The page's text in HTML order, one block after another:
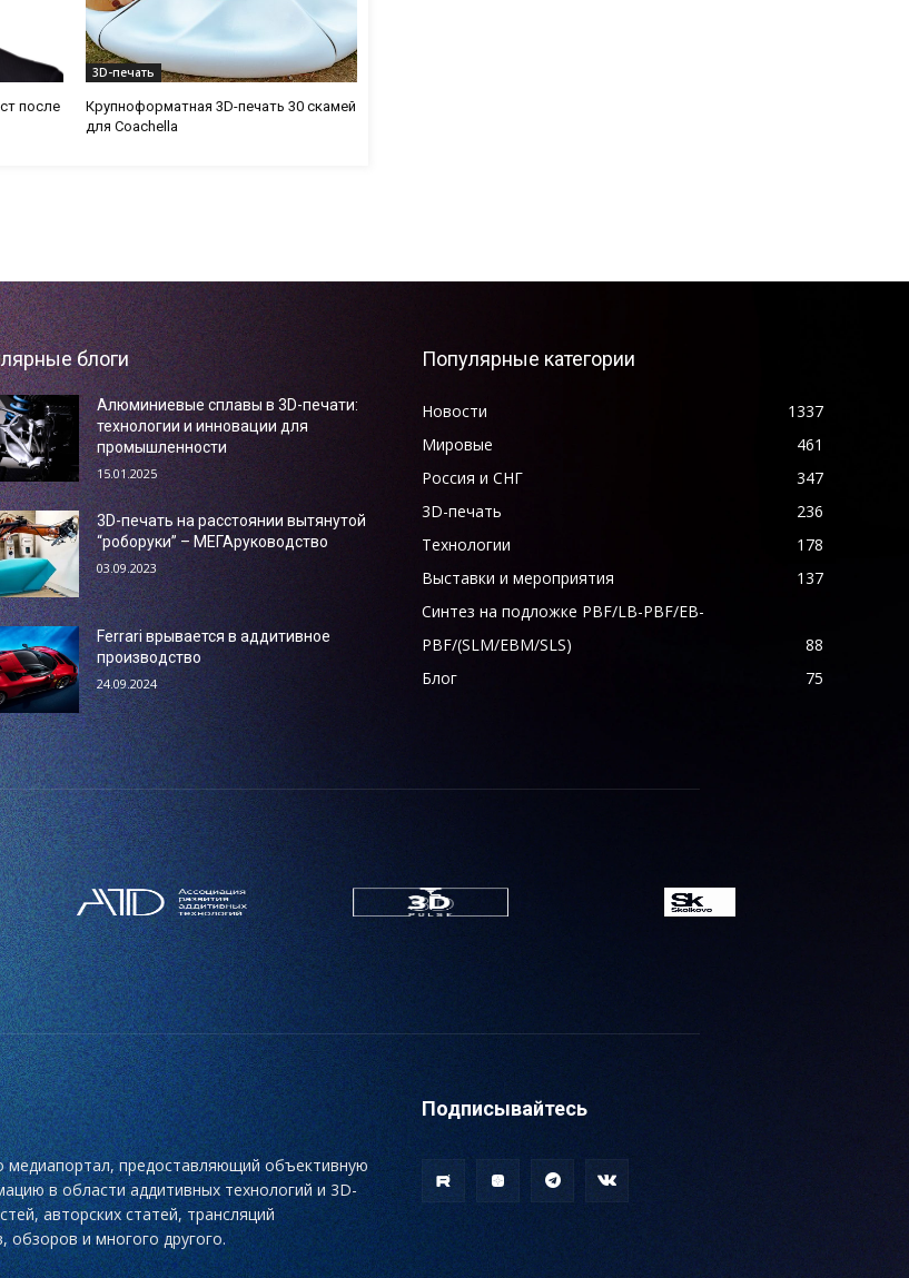
после
3D-печать
Крупноформатная 3D-печать 30 скамей
для Coachella
блоги
Алюминиевые сплавы в 3D-печати:
технологии и инновации для
промышленности
15.01.2025
3D-печать на расстоянии вытянутой
“роборуки” – МЕГАруководство
03.09.2023
Ferrari врывается в аддитивное
производство
24.09.2024
Популярные категории
Новости
1337
Мировые
461
Россия и СНГ
347
3D-печать
236
Технологии
178
Выставки и мероприятия
137
Синтез на подложке PBF/LB-PBF/EB-
PBF/(SLM/EBM/SLS)
88
Блог
75
предоставляющий объективную
в области аддитивных технологий и 3D-
авторских статей, трансляций
обзоров и многого другого.
Подписывайтесь